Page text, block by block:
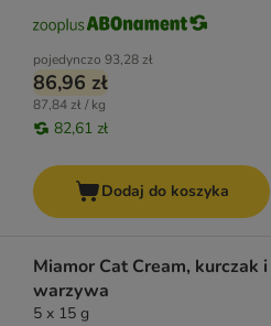
pojedynczo 93,28 zł
86,96 zł
87,84 zł / kg
82,61 zł
Dodaj do koszyka
Miamor Cat Cream, kurczak i
warzywa
5 x 15 g